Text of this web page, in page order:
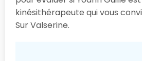
kinésithérapeute qui vous
Sur Valserine.